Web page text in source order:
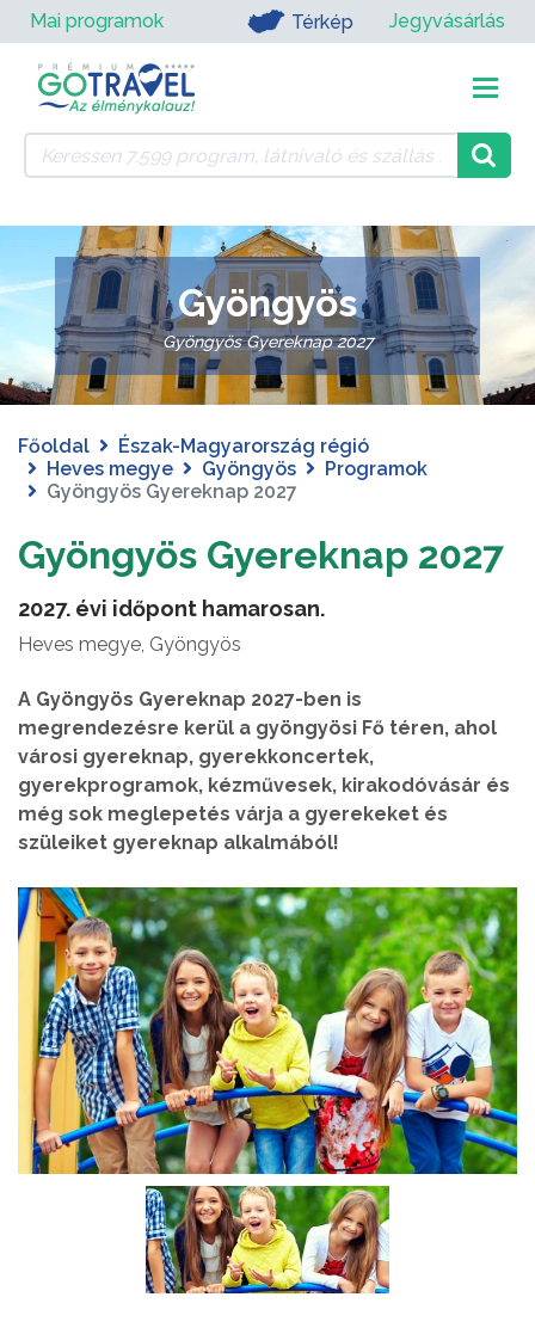
Mai programok Térkép Jegyvásárlás
Gyöngyös
Gyöngyös Gyereknap 2027
Főoldal
Észak-Magyarország régió
Heves megye
Gyöngyös
Programok
Gyöngyös Gyereknap 2027
Gyöngyös Gyereknap 2027
2027. évi időpont hamarosan.
Heves megye, Gyöngyös
A Gyöngyös Gyereknap 2027-ben is
megrendezésre kerül a gyöngyösi Fő téren, ahol
városi gyereknap, gyerekkoncertek,
gyerekprogramok, kézművesek, kirakodóvásár és
még sok meglepetés várja a gyerekeket és
szüleiket gyereknap alkalmából!